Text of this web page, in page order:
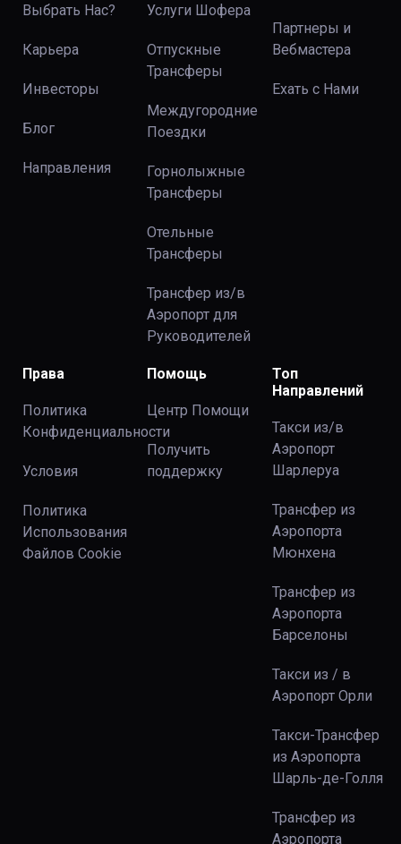
Выбрать Нас?
Карьера
Инвесторы
Блог
Направления
Услуги Шофера
Отпускные
Трансферы
Междугородние
Поездки
Горнолыжные
Трансферы
Отельные
Трансферы
Трансфер из/в
Аэропорт для
Руководителей
Партнеры и
Вебмастера
Ехать с Нами
Права
Политика
Конфиденциальности
Условия
Политика
Использования
Файлов Сookie
Помощь
Центр Помощи
Получить
поддержку
Топ
Направлений
Такси из/в
Аэропорт
Шарлеруа
Трансфер из
Аэропорта
Мюнхена
Трансфер из
Аэропорта
Барселоны
Такси из / в
Аэропорт Орли
Такси-Трансфер
из Аэропорта
Шарль-де-Голля
Трансфер из
Аэропорта